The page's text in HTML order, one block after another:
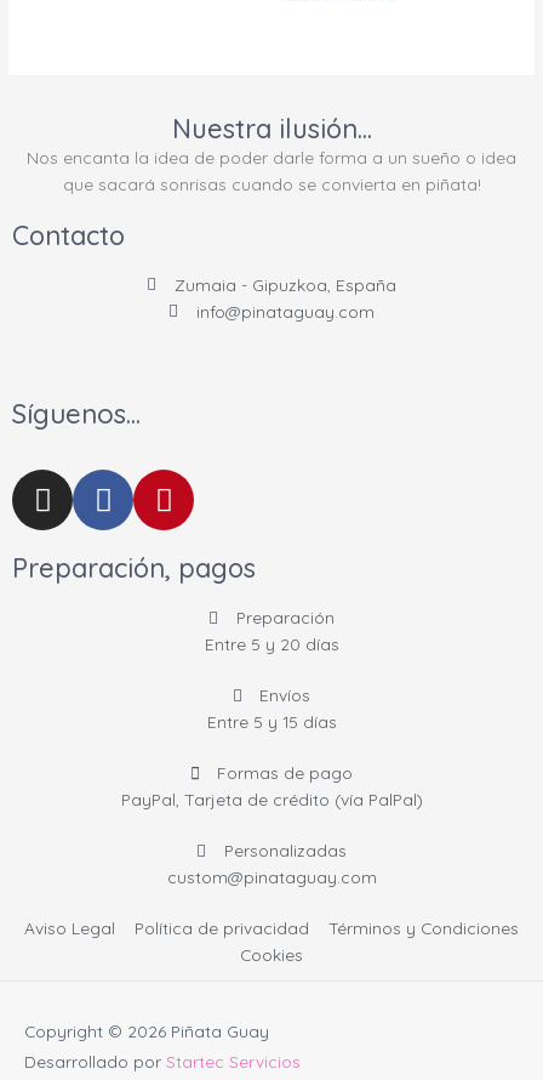
con
Nuestra ilusión...
Nos encanta la idea de poder darle forma a un sueño o idea
que sacará sonrisas cuando se convierta en piñata!
Contacto
Zumaia - Gipuzkoa, España
info@pinataguay.com
Síguenos...
I
n
t
F
a
e
P
i
t
Preparación, pagos
Preparación
Entre 5 y 20 días
Envíos
Entre 5 y 15 días
Formas de pago
PayPal, Tarjeta de crédito (vía PalPal)
Personalizadas
custom@pinataguay.com
Aviso Legal Política de privacidad
Términos y Condiciones
Cookies
Copyright © 2026 Piñata Guay
Desarrollado por Startec Servicios